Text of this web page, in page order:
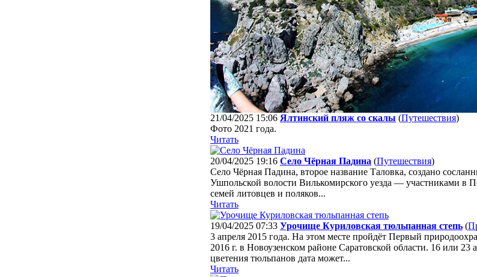
21/04/2025 15:06 Ялтинский пляж со скалы (Путешествия)
Фото 2021 года.
Читать
20/04/2025 19:16 Село Чёрная Падина (Путешествия)
Село Чёрная Падина, второе название Таловка, создано
Ушпольской волости Вилькомирского уезда — участниками в
семей литовцев и поляков...
Читать
19/04/2025 07:33 Урочище Куриловская тюльпанная степь (
3 апреля 2015 года. На этом месте пройдёт Первый
2016 г. в Новоузенском районе Саратовской области. 16 или 23
цветения тюльпанов дата может...
Читать